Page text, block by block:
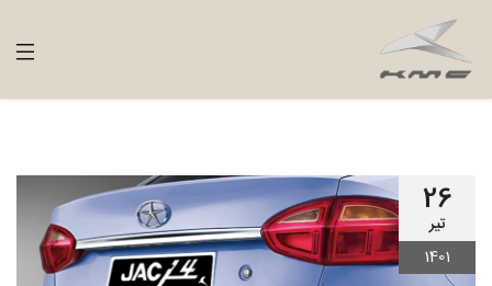
26
تیر
1401